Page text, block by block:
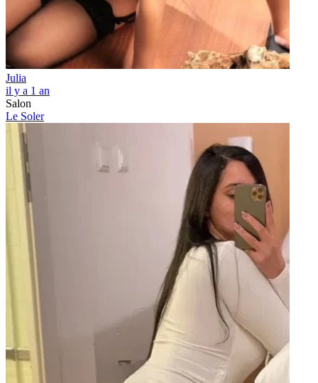
Julia
il y a 1 an
Salon
Le Soler